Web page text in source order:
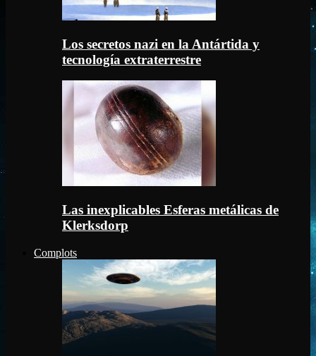
Los secretos nazi en la Antártida y
tecnología extraterrestre
Las inexplicables Esferas metálicas de
Klerksdorp
Complots